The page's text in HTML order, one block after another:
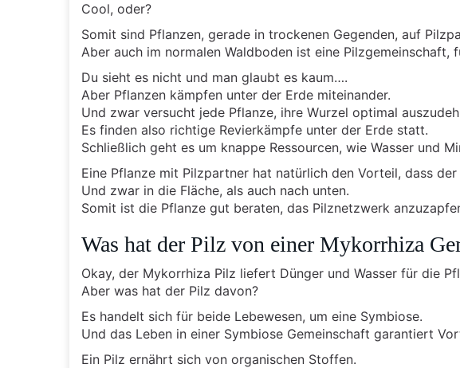
Cool, oder?
Somit sind Pflanzen, gerade in trockenen Gegenden, auf
Aber auch im normalen Waldboden ist eine Pilzgemeinschaft,
Du sieht es nicht und man glaubt es kaum….
Aber Pflanzen kämpfen unter der Erde miteinander.
Und zwar versucht jede Pflanze, ihre Wurzel optimal
Es finden also richtige Revierkämpfe unter der Erde statt.
Schließlich geht es um knappe Ressourcen, wie Wasser und
Eine Pflanze mit Pilzpartner hat natürlich den Vorteil, dass
Und zwar in die Fläche, als auch nach unten.
Somit ist die Pflanze gut beraten, das Pilznetzwerk
Was hat der Pilz von einer Mykorrhiza
Okay, der Mykorrhiza Pilz liefert Dünger und Wasser für die
Aber was hat der Pilz davon?
Es handelt sich für beide Lebewesen, um eine Symbiose.
Und das Leben in einer Symbiose Gemeinschaft garantiert
Ein Pilz ernährt sich von organischen Stoffen.